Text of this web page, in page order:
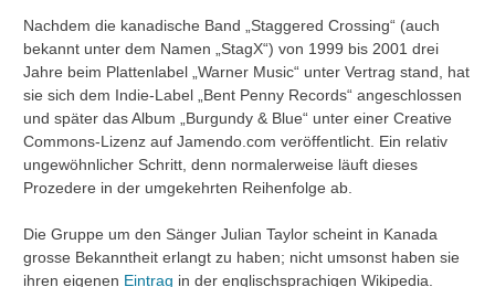
Nachdem die kanadische Band „Staggered Crossing“ (auch
bekannt unter dem Namen „StagX“) von 1999 bis 2001 drei
Jahre beim Plattenlabel „Warner Music“ unter Vertrag stand, hat
sie sich dem Indie-Label „Bent Penny Records“ angeschlossen
und später das Album „Burgundy & Blue“ unter einer Creative
Commons-Lizenz auf Jamendo.com veröffentlicht. Ein relativ
ungewöhnlicher Schritt, denn normalerweise läuft dieses
Prozedere in der umgekehrten Reihenfolge ab.
Die Gruppe um den Sänger Julian Taylor scheint in Kanada
grosse Bekanntheit erlangt zu haben; nicht umsonst haben sie
ihren eigenen Eintrag in der englischsprachigen Wikipedia.